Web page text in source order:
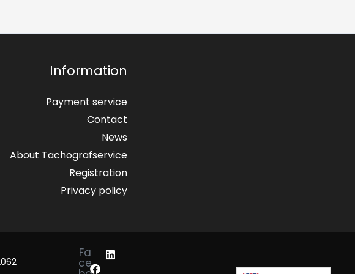
Information
Payment service
Contact
News
About Tachografservice
Registration
Privacy policy
Fa
ce
L
i